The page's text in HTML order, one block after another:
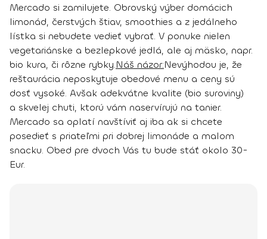
Mercado si zamilujete. Obrovský výber domácich
limonád, čerstvých štiav, smoothies a z jedálneho
lístka si nebudete vedieť vybrať. V ponuke nielen
vegetariánske a bezlepkové jedlá, ale aj mäsko, napr.
bio kura, či rôzne rybky.Náš názor:Nevýhodou je, že
reštaurácia neposkytuje obedové menu a ceny sú
dosť vysoké. Avšak adekvátne kvalite (bio suroviny)
a skvelej chuti, ktorú vám naservírujú na tanier.
Mercado sa oplatí navštíviť aj iba ak si chcete
posedieť s priateľmi pri dobrej limonáde a malom
snacku. Obed pre dvoch Vás tu bude stáť okolo 30-
Eur.